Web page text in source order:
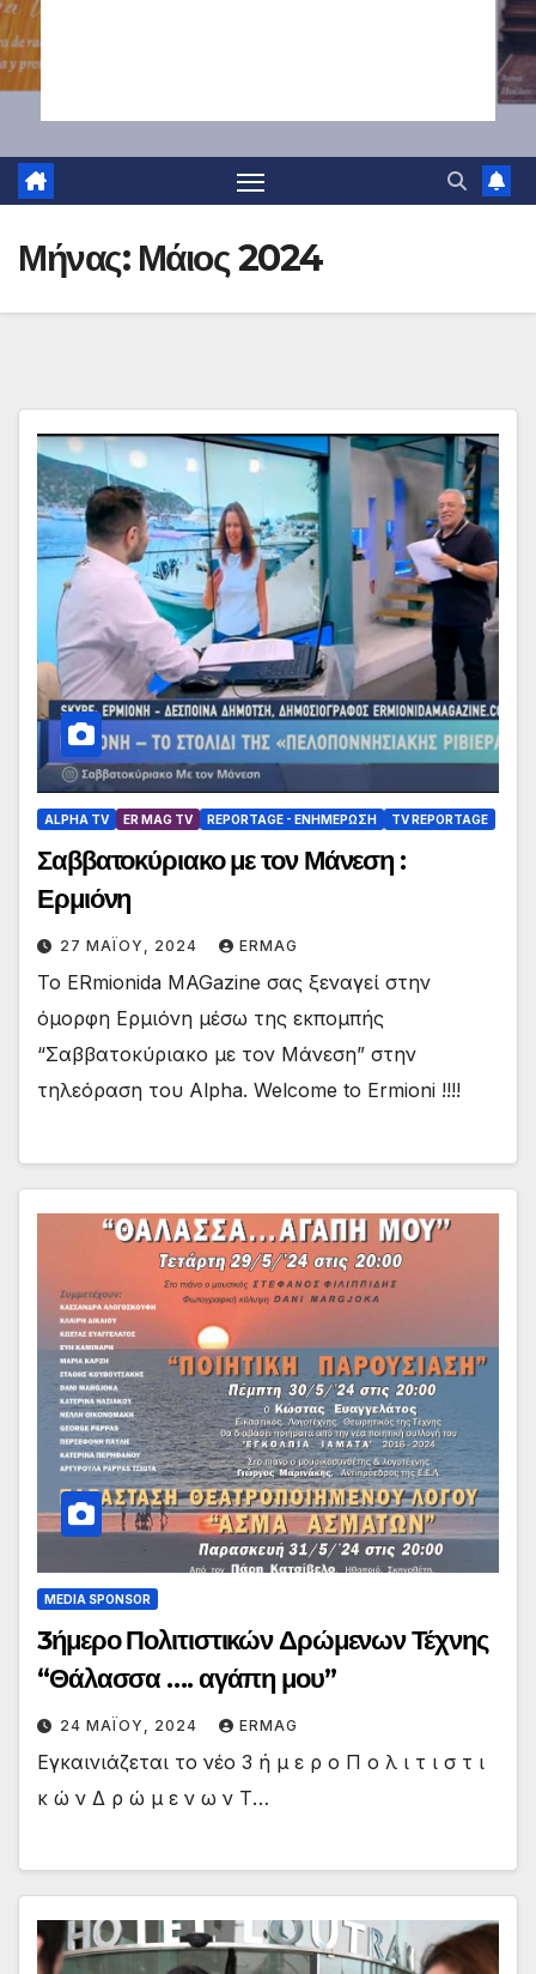
Μήνας: Μάιος 2024
ALPHA TV ER MAG TV REPORTAGE - EΝΗΜΈΡΩΣΗ TV REPORTAGE
Σαββατοκύριακο με τον Μάνεση :
Ερμιόνη
27 ΜΑΪ́ΟΥ, 2024 ERMAG
Το ERmionida MAGazine σας ξεναγεί στην
όμορφη Ερμιόνη μέσω της εκπομπής
“Σαββατοκύριακο με τον Μάνεση” στην
τηλεόραση του Alpha. Welcome to Ermioni !!!!
MEDIA SPONSOR
3ήμερο Πολιτιστικών Δρώμενων Τέχνης
“Θάλασσα …. αγάπη μου”
24 ΜΑΪ́ΟΥ, 2024 ERMAG
Εγκαινιάζεται το νέο 3 ή μ ε ρ ο Π ο λ ι τ ι σ τ ι
κ ώ ν Δ ρ ώ μ ε ν ω ν Τ…